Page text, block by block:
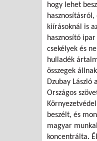
hogy lehet
kiírásoknál is
hasznosító
csekélyek és
hulladék
összegek
Dzubay László
Országos
beszélt, és
magyar
koncentrálta.